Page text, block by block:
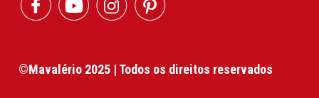
©Mavalério 2025 | Todos os direitos reservados